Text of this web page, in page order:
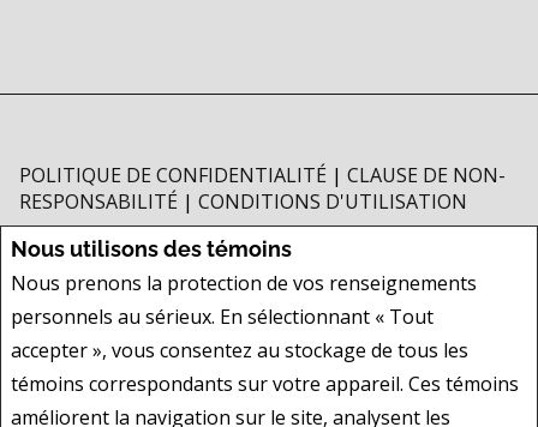
Nous utilisons des témoins
Nous prenons la protection de vos renseignements
personnels au sérieux. En sélectionnant « Tout
accepter », vous consentez au stockage de tous les
témoins correspondants sur votre appareil. Ces témoins
améliorent la navigation sur le site, analysent les
POLITIQUE DE CONFIDENTIALITÉ | CLAUSE DE NON-
RESPONSABILITÉ | CONDITIONS D'UTILISATION
toutefois pas garantie et doit être vérifiée de façon indépendante. Aucune
garantie ni représentation de quelque nature que ce soit est donnée quant
à l'exactitude desdits renseignements. Ne vise pas à solliciter les acheteurs
ou vendeurs, propriétaires ou locataires actuellement sous contrat.
REALTOR®, REALTORS® et le logo REALTOR® sont des marques déposées
de REALTOR® Canada Inc., une compagnie dont la National Association of
REALTORS® et l'Association canadienne de l'immeuble sont propriétaires.